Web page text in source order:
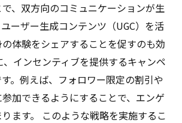
、双方向のコミュニケーションが生
ーザー生成コンテンツ（UGC）を活
体験をシェアすることを促すのも効
、インセンティブを提供するキャンペ
。例えば、フォロワー限定の割引や
加できるようにすることで、エンゲ
ます。 このような戦略を実施するこ